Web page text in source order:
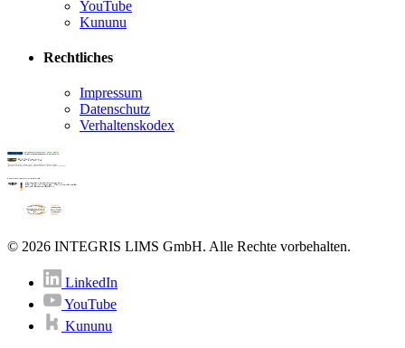
YouTube
Kununu
Rechtliches
Impressum
Datenschutz
Verhaltenskodex
© 2026 INTEGRIS LIMS GmbH. Alle Rechte vorbehalten.
LinkedIn
YouTube
Kununu